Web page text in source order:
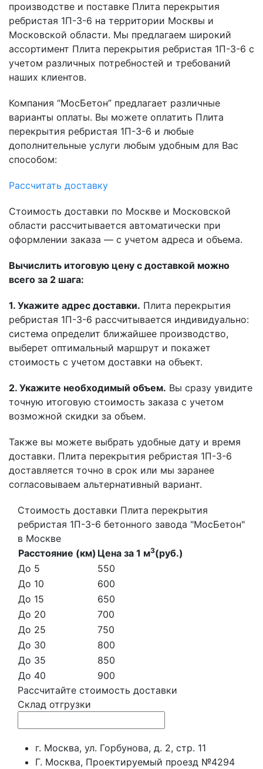
производстве и поставке Плита перекрытия
ребристая 1П-3-6 на территории Москвы и
Московской области. Мы предлагаем широкий
ассортимент Плита перекрытия ребристая 1П-3-6 с
учетом различных потребностей и требований
наших клиентов.
Компания “МосБетон” предлагает различные
варианты оплаты. Вы можете оплатить Плита
перекрытия ребристая 1П-3-6 и любые
дополнительные услуги любым удобным для Вас
способом:
Рассчитать доставку
Стоимость доставки по Москве и Московской
области рассчитывается автоматически при
оформлении заказа — с учетом адреса и объема.
Вычислить итоговую цену с доставкой можно
всего за 2 шага:
1. Укажите адрес доставки. Плита перекрытия
ребристая 1П-3-6 рассчитывается индивидуально:
система определит ближайшее производство,
выберет оптимальный маршрут и покажет
стоимость с учетом доставки на объект.
2. Укажите необходимый объем. Вы сразу увидите
точную итоговую стоимость заказа с учетом
возможной скидки за объем.
Также вы можете выбрать удобные дату и время
доставки. Плита перекрытия ребристая 1П-3-6
доставляется точно в срок или мы заранее
согласовываем альтернативный вариант.
Стоимость доставки Плита перекрытия
ребристая 1П-3-6 бетонного завода "МосБетон"
в Москве
Расстояние (км) Цена за 1 м3(руб.)
До 5
550
До 10
600
До 15
650
До 20
700
До 25
750
До 30
800
До 35
850
До 40
900
Рассчитайте стоимость доставки
Склад отгрузки
г. Москва, ул. Горбунова, д. 2, стр. 11
Г. Москва, Проектируемый проезд №4294